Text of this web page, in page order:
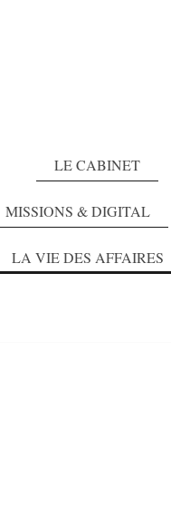
LE CABINET
MISSIONS & DIGITAL
LA VIE DES AFFAIRES